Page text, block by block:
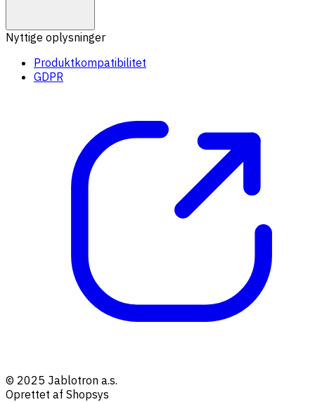
Nyttige oplysninger
Produktkompatibilitet
GDPR
© 2025 Jablotron a.s.
Oprettet af Shopsys